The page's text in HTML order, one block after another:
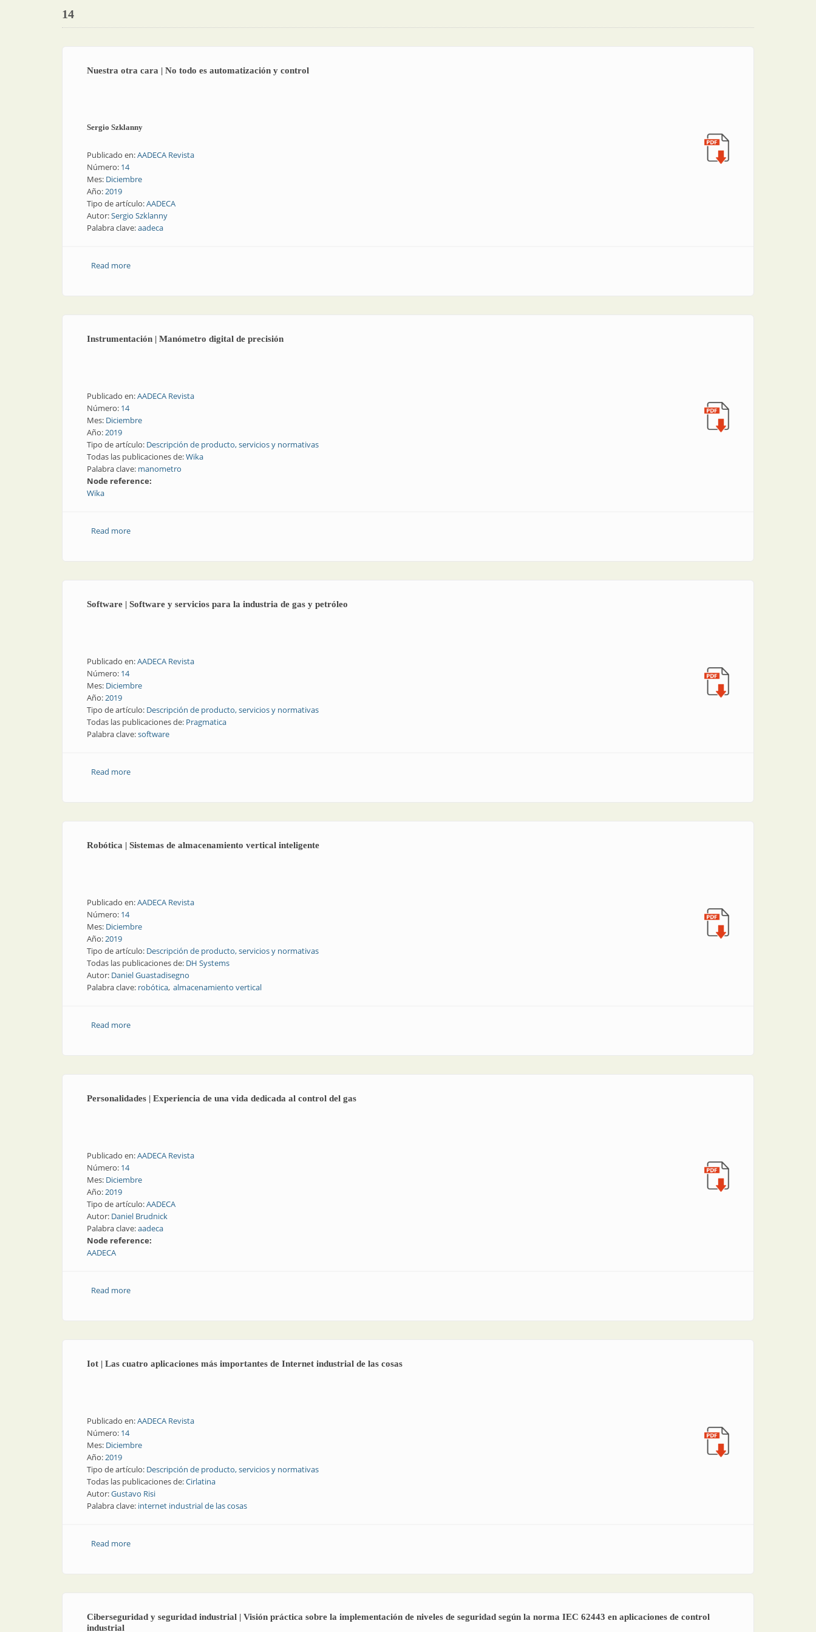
14
Nuestra otra cara | No todo es automatización y control
Sergio Szklanny
Publicado en:AADECA Revista
Número: 14
Mes: Diciembre
Año:2019
Tipo de artículo:AADECA
Autor:Sergio Szklanny
Palabra clave:aadeca
Read moreabout Nuestra otra cara | No todo es automatización y control
Instrumentación | Manómetro digital de precisión
Publicado en:AADECA Revista
Número: 14
Mes: Diciembre
Año:2019
Tipo de artículo: Descripción de producto, servicios y normativas
Todas las publicaciones de:Wika
Palabra clave: manometro
Node reference:
Wika
Read moreabout Instrumentación | Manómetro digital de precisión
Software | Software y servicios para la industria de gas y petróleo
Publicado en:AADECA Revista
Número: 14
Mes: Diciembre
Año:2019
Tipo de artículo: Descripción de producto, servicios y normativas
Todas las publicaciones de: Pragmatica
Palabra clave:software
Read moreabout Software | Software y servicios para la industria de gas y petróleo
Robótica | Sistemas de almacenamiento vertical inteligente
Publicado en:AADECA Revista
Número: 14
Mes: Diciembre
Año:2019
Tipo de artículo: Descripción de producto, servicios y normativas
Todas las publicaciones de: DH Systems
Autor: Daniel Guastadisegno
Palabra clave: robótica almacenamiento vertical
Read moreabout Robótica | Sistemas de almacenamiento vertical inteligente
Personalidades | Experiencia de una vida dedicada al control del gas
Publicado en:AADECA Revista
Número: 14
Mes: Diciembre
Año:2019
Tipo de artículo:AADECA
Autor: Daniel Brudnick
Palabra clave:aadeca
Node reference:
AADECA
Read moreabout Personalidades | Experiencia de una vida dedicada al control del gas
Iot | Las cuatro aplicaciones más importantes de Internet industrial de las cosas
Publicado en:AADECA Revista
Número: 14
Mes: Diciembre
Año:2019
Tipo de artículo: Descripción de producto, servicios y normativas
Todas las publicaciones de:Cirlatina
Autor:Gustavo Risi
Palabra clave: internet industrial de las cosas
Read moreabout Iot | Las cuatro aplicaciones más importantes de Internet industrial de las cosas
Ciberseguridad y seguridad industrial | Visión práctica sobre la implementación de niveles de seguridad según la norma IEC 62443 en aplicaciones de control
industrial